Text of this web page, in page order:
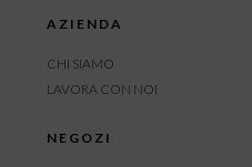
AZIENDA
CHI SIAMO
LAVORA CON NOI
NEGOZI